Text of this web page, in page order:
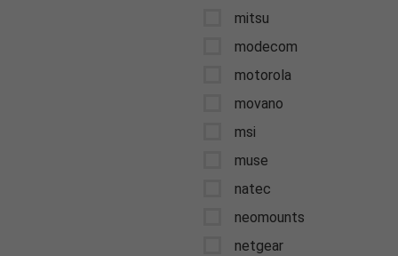
mitsu
modecom
motorola
movano
msi
muse
natec
neomounts
netgear